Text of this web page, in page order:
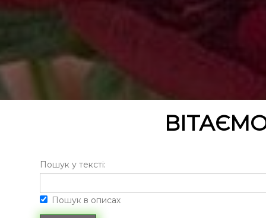
Пошук у текстi:
Пошук в описах